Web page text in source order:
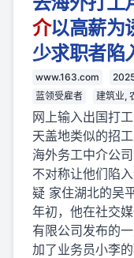
介以高薪为
少求职者陷
www.163.com
蓝领受雇者
建筑业,
网上输入出国打
天盖地类似的招
海外务工中介公
不对称让他们陷
疑 家住湖北的吴
年初，他在社交
有限公司发布的
加了业务员小李